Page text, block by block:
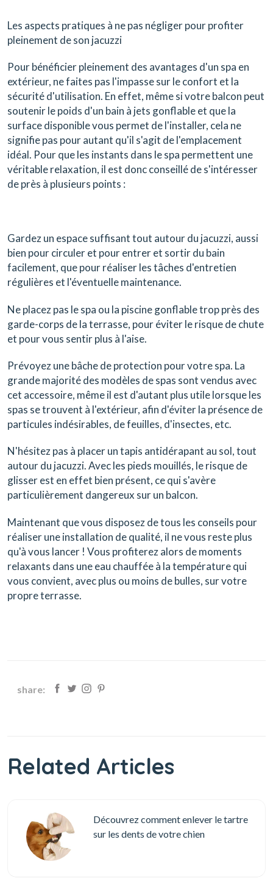
Les aspects pratiques à ne pas négliger pour profiter
pleinement de son jacuzzi
Pour bénéficier pleinement des avantages d'un spa en
extérieur, ne faites pas l'impasse sur le confort et la
sécurité d'utilisation. En effet, même si votre balcon peut
soutenir le poids d'un bain à jets gonflable et que la
surface disponible vous permet de l'installer, cela ne
signifie pas pour autant qu'il s'agit de l'emplacement
idéal. Pour que les instants dans le spa permettent une
véritable relaxation, il est donc conseillé de s'intéresser
de près à plusieurs points :
Gardez un espace suffisant tout autour du jacuzzi, aussi
bien pour circuler et pour entrer et sortir du bain
facilement, que pour réaliser les tâches d'entretien
régulières et l'éventuelle maintenance.
Ne placez pas le spa ou la piscine gonflable trop près des
garde-corps de la terrasse, pour éviter le risque de chute
et pour vous sentir plus à l'aise.
Prévoyez une bâche de protection pour votre spa. La
grande majorité des modèles de spas sont vendus avec
cet accessoire, même il est d'autant plus utile lorsque les
spas se trouvent à l'extérieur, afin d'éviter la présence de
particules indésirables, de feuilles, d'insectes, etc.
N'hésitez pas à placer un tapis antidérapant au sol, tout
autour du jacuzzi. Avec les pieds mouillés, le risque de
glisser est en effet bien présent, ce qui s'avère
particulièrement dangereux sur un balcon.
Maintenant que vous disposez de tous les conseils pour
réaliser une installation de qualité, il ne vous reste plus
qu'à vous lancer ! Vous profiterez alors de moments
relaxants dans une eau chauffée à la température qui
vous convient, avec plus ou moins de bulles, sur votre
propre terrasse.
share:
Related Articles
Découvrez comment enlever le tartre
sur les dents de votre chien